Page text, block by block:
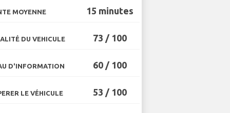
MOYENNE 15 minutes
DU VEHICULE 73 / 100
D'INFORMATION 60 / 100
LE VÉHICULE 53 / 100